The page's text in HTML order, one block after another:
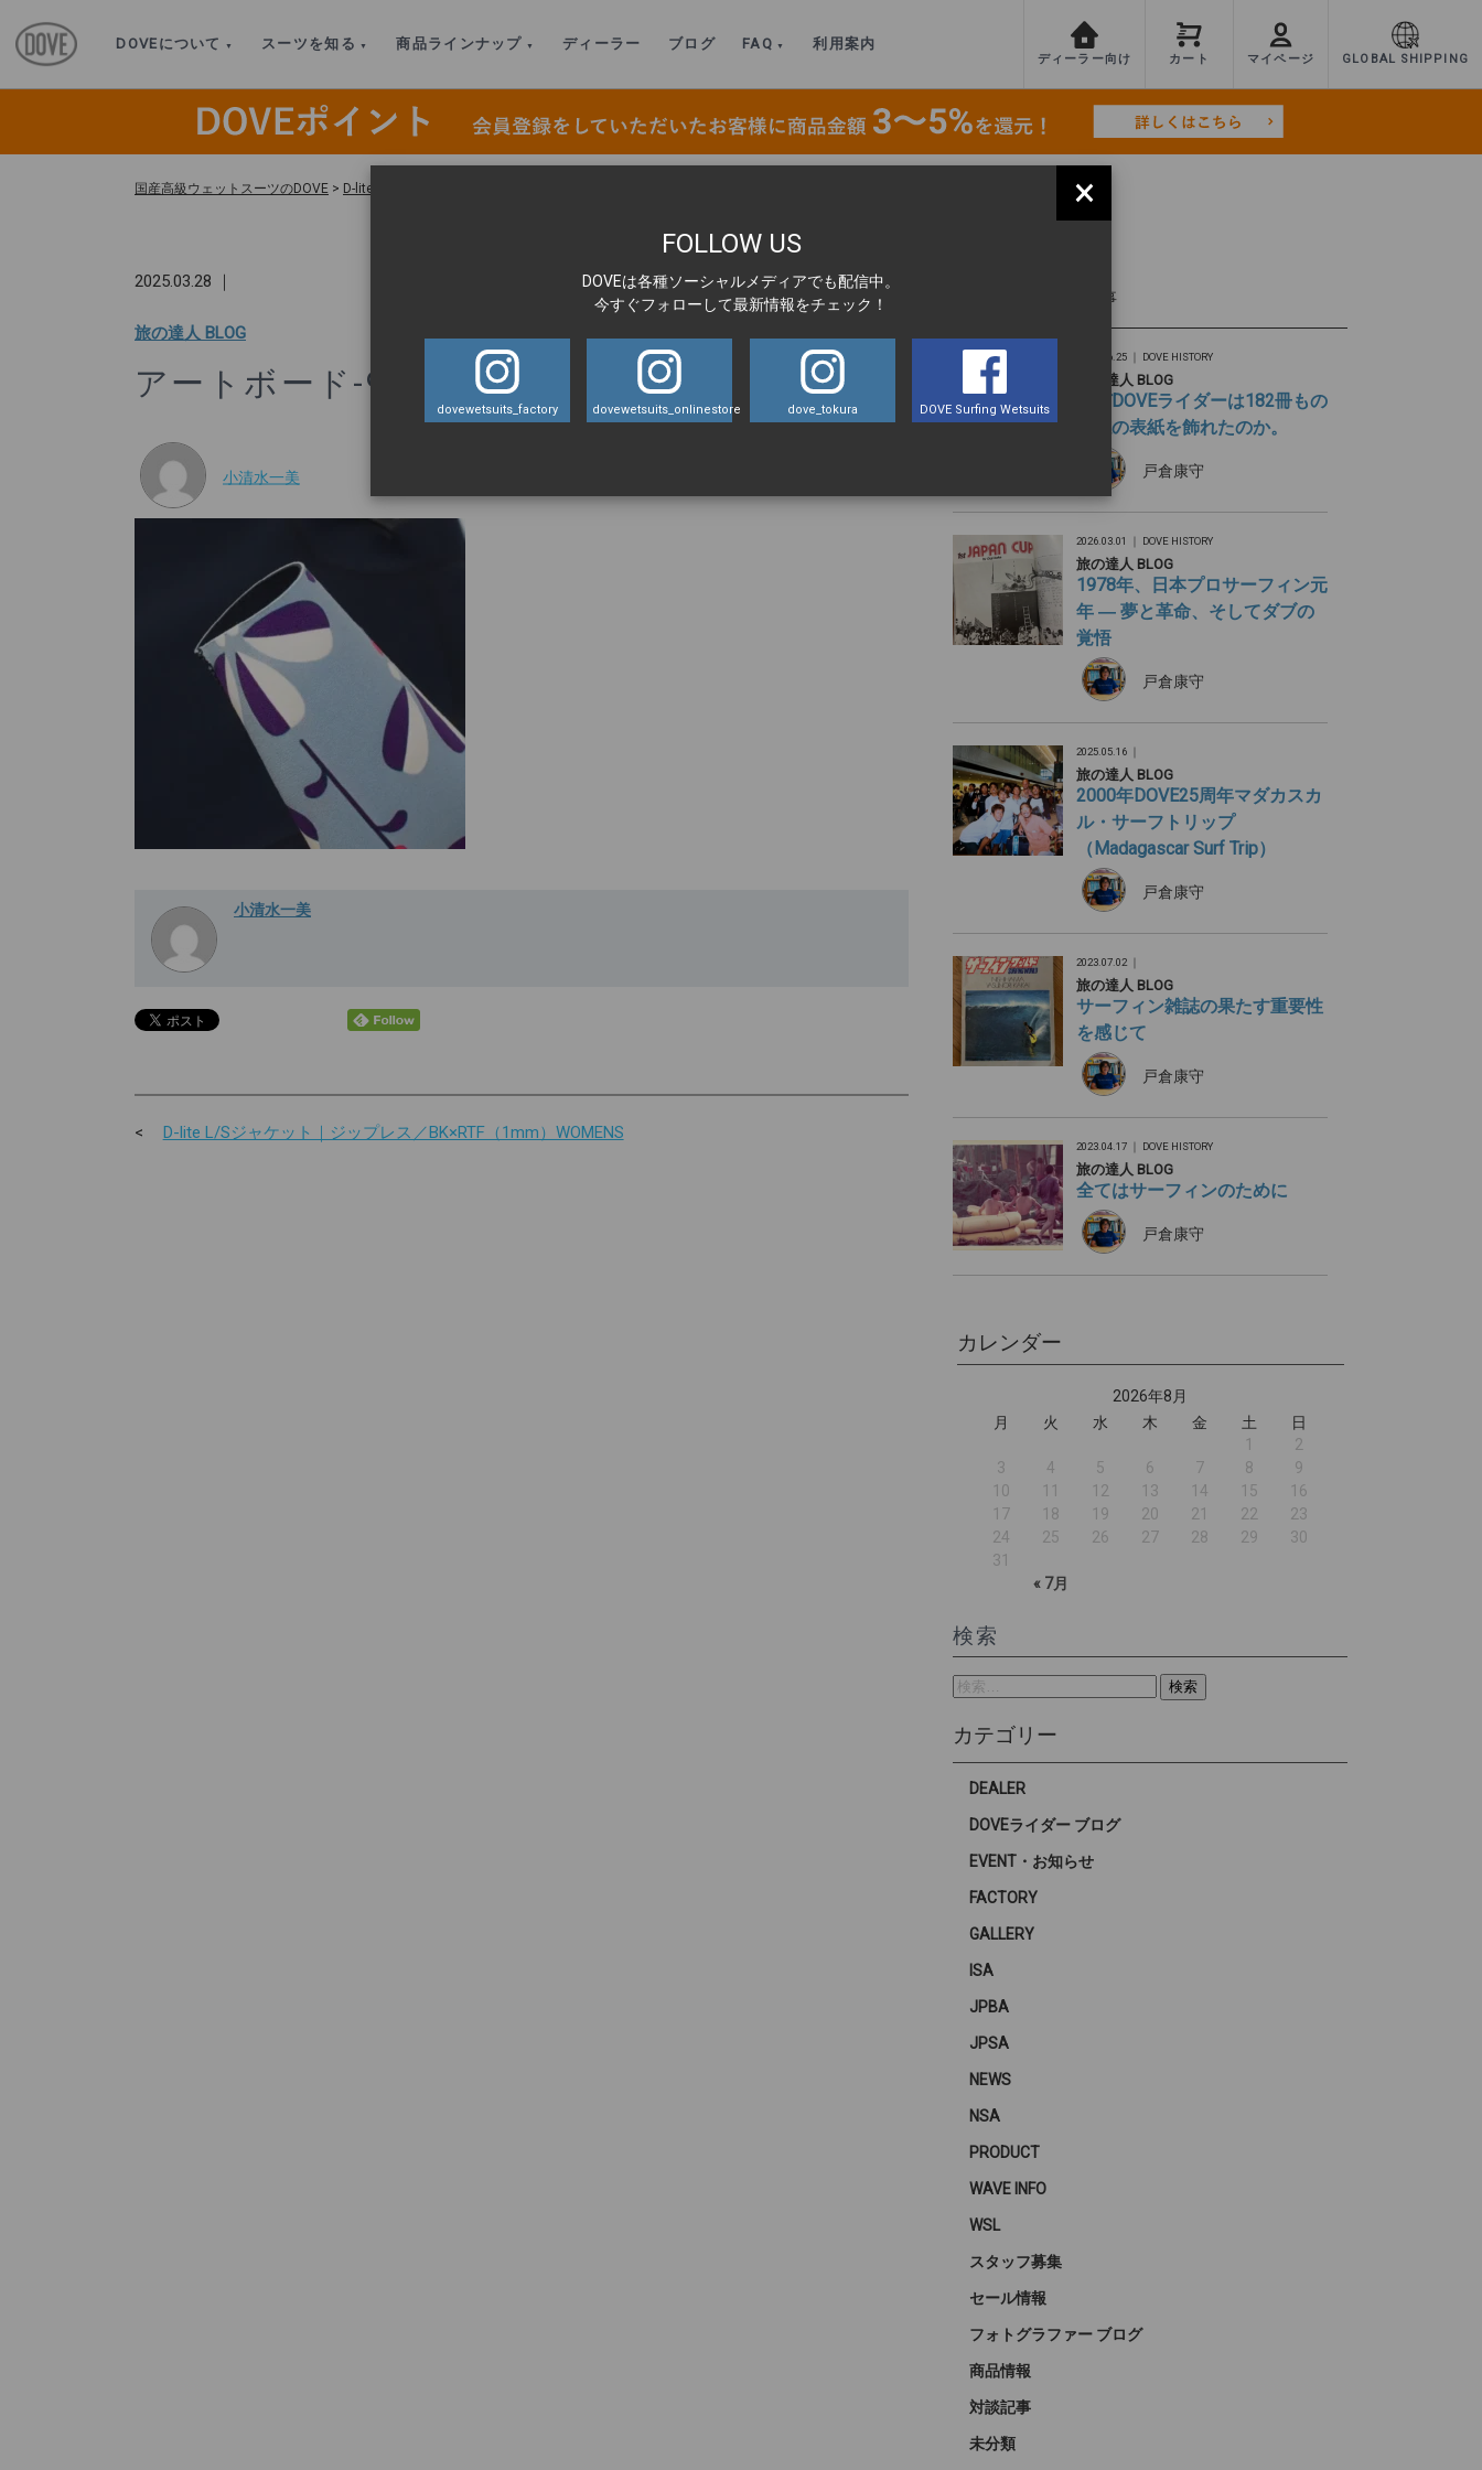
DOVEについて スーツを知る 商品ラインナップ ディーラー ブログ FAQ 利用案内
ディーラー向け カート マイページ GLOBAL SHIPPING
国産高級ウェットスーツのDOVE > D-lite L/Sジャケット｜ジップレス／BK×RTF（1mm）WOMENS
2025.03.28 ｜
旅の達人 BLOG
アートボード-9-100
小清水一美
小清水一美
D-lite L/Sジャケット｜ジップレス／BK×RTF（1mm）WOMENS
最新記事
2026.06.25 ｜ DOVE HISTORY
旅の達人 BLOG
なぜDOVEライダーは182冊もの
雑誌の表紙を飾れたのか。
戸倉康守
2026.03.01 ｜ DOVE HISTORY
旅の達人 BLOG
1978年、日本プロサーフィン元
年 ― 夢と革命、そしてダブの
覚悟
戸倉康守
2025.05.16 ｜
旅の達人 BLOG
2000年DOVE25周年マダカスカ
ル・サーフトリップ
（Madagascar Surf Trip）
戸倉康守
2023.07.02 ｜
旅の達人 BLOG
サーフィン雑誌の果たす重要性
を感じて
戸倉康守
2023.04.17 ｜ DOVE HISTORY
旅の達人 BLOG
全てはサーフィンのために
戸倉康守
カレンダー
2026年8月
月
火 水 木 金 土 日
« 7月
1
2
3
4 5 6 7 8
9
10
11 12 13 14 15
16
17
18 19 20 21 22
23
24
25 26 27 28 29
30
31
検索
検
索:
カテゴリー
DEALER
DOVEライダー ブログ
EVENT・お知らせ
FACTORY
GALLERY
ISA
JPBA
JPSA
NEWS
NSA
PRODUCT
WAVE INFO
WSL
スタッフ募集
セール情報
フォトグラファー ブログ
商品情報
対談記事
未分類
×
FOLLOW US
DOVEは各種ソーシャルメディアでも配信中。
今すぐフォローして最新情報をチェック！
dovewetsuits_factory dovewetsuits_onlinestore dove_tokura DOVE Surfing Wetsuits